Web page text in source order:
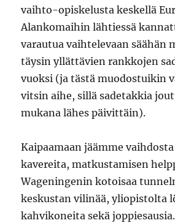
vaihto-opiskelusta keskellä
Alankomaihin lähtiessä
varautua vaihtelevaan säähän
täysin yllättävien rankkojen
vuoksi (ja tästä muodostuikin
vitsin aihe, sillä sadetakkia
mukana lähes päivittäin).
Kaipaamaan jäämme
kavereita, matkustamisen
Wageningenin kotoisaa
keskustan vilinää, yliopistolta
kahvikoneita sekä joppiesausia.